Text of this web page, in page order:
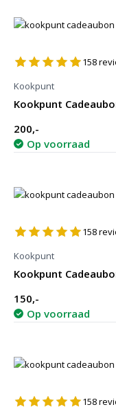
158
Kookpunt
Kookpunt
200,-
Op voorraad
158
Kookpunt
Kookpunt
150,-
Op voorraad
158